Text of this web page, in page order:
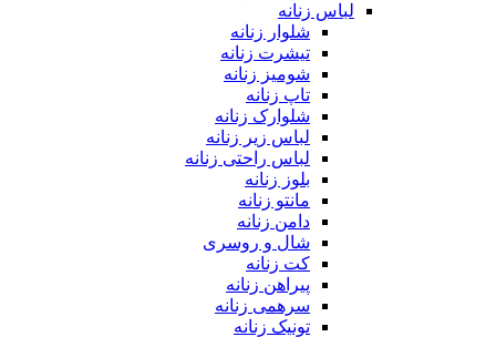
لباس زنانه
شلوار زنانه
تیشرت زنانه
شومیز زنانه
تاپ زنانه
شلوارک زنانه
لباس زیر زنانه
لباس راحتی زنانه
بلوز زنانه
مانتو زنانه
دامن زنانه
شال و روسری
کت زنانه
پیراهن زنانه
سرهمی زنانه
تونیک زنانه